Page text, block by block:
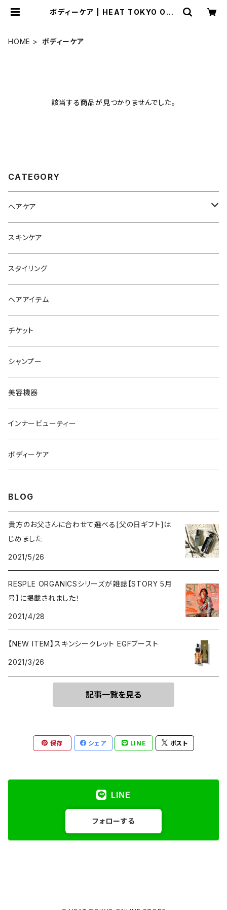
ボディーケア | HEAT TOKYO ONL
HOME ボディーケア
該当する商品が見つかりませんでした。
CATEGORY
ヘアケア
シャンプー
トリートメント
ヘアオイル
スキンケア
スタイリング
ヘアアイテム
チケット
シャンプー
美容機器
インナービューティー
ボディーケア
BLOG
貴方のお父さんに合わせて選べる[父の日ギフト]は
じめました
2021/5/26
RESPLE ORGANICSシリーズが雑誌【STORY 5月
号】に掲載されました！
2021/4/28
【NEW ITEM】スキンシークレット EGFブースト
2021/3/26
記事一覧を見る
保存 シェア LINE ポスト
LINE
フォローする